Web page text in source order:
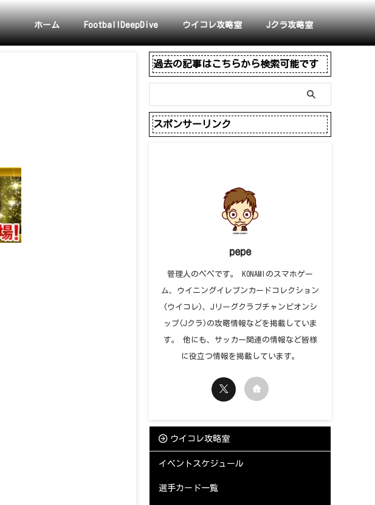
ホーム FootballDeepDive ウイコレ攻略室 Jクラ攻略室
過去の記事はこちらから検索可能です
スポンサーリンク
pepe
管理人のペペです。 KONAMIのスマホゲー
ム、ウイニングイレブンカードコレクション
(ウイコレ)、Jリーグクラブチャンピオンシ
ップ(Jクラ)の攻略情報などを掲載していま
す。 他にも、サッカー関連の情報など皆様
に役立つ情報を掲載しています。
ウイコレ攻略室
イベントスケジュール
選手カード一覧